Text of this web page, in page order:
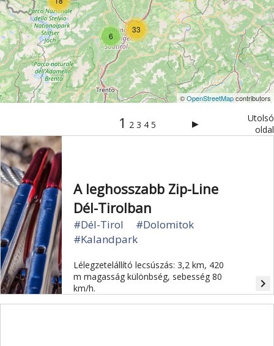
Szentek és ereklyék Szicília Sziget
Szirt és fok Szurdok Tavak
Templom és kolostor Tengerpart Természet
Torino Toszkán tengerpart Toszkána
Trentino Trieszt Túra Üdülési kártya
Ünnepek Vár és kastély
Zöldturista
6
33
©OpenStreetMapcontributors
1 2 3 4 5 ▶
Utolsó
oldal
A leghosszabb Zip-Line
Dél-Tirolban
#Dél-Tirol
#Dolomitok
#Kalandpark
Lélegzetelállító lecsúszás: 3,2 km, 420
m magasság különbség, sebesség 80
km/h.
navigate_next